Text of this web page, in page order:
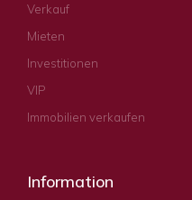
Verkauf
Mieten
Investitionen
VIP
Immobilien verkaufen
Information